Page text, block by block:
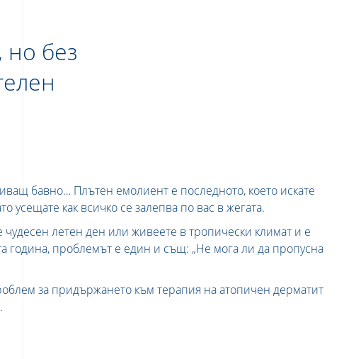
без
бавно… Плътен емолиент е последното, което искате
усещате как всичко се залепва по вас в жегата.
летен ден или живеете в тропически климат и е
година, проблемът е един и същ: „Не мога ли да пропусна
за придържането към терапия на атопичен дерматит